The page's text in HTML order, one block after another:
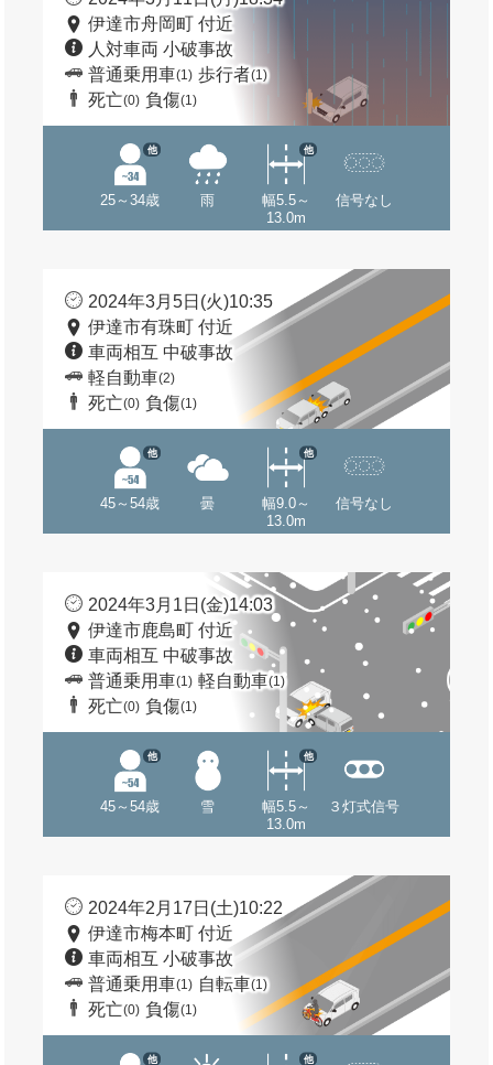
伊達市舟岡町 付近
人対車両 小破事故
普通乗用車(1) 歩行者(1)
死亡(0) 負傷(1)
25～34歳
他
雨
幅5.5～
13.0m
他
信号なし
2024年3月5日(火)10:35
伊達市有珠町 付近
車両相互 中破事故
軽自動車(2)
死亡(0) 負傷(1)
45～54歳
他
曇
幅9.0～
13.0m
他
信号なし
2024年3月1日(金)14:03
伊達市鹿島町 付近
車両相互 中破事故
普通乗用車(1) 軽自動車(1)
死亡(0) 負傷(1)
45～54歳
他
雪
幅5.5～
13.0m
他
３灯式信号
2024年2月17日(土)10:22
伊達市梅本町 付近
車両相互 小破事故
普通乗用車(1) 自転車(1)
死亡(0) 負傷(1)
他 他